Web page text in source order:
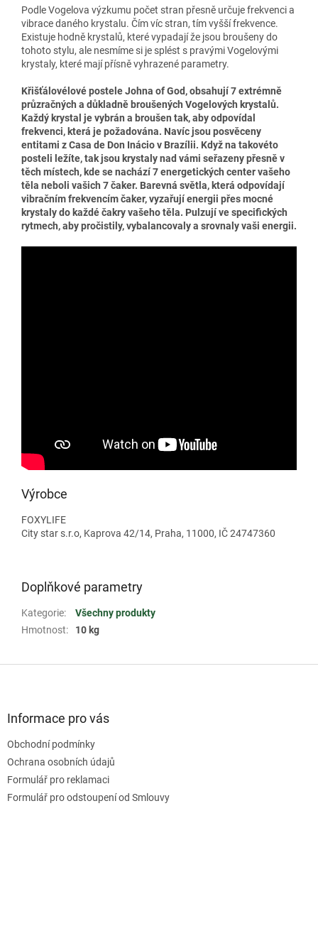
Podle Vogelova výzkumu počet stran přesně určuje frekvenci a
vibrace daného krystalu. Čím víc stran, tím vyšší frekvence.
Existuje hodně krystalů, které vypadají že jsou broušeny do
tohoto stylu, ale nesmíme si je splést s pravými Vogelovými
krystaly, které mají přísně vyhrazené parametry.
Křišťálovélové postele Johna of God, obsahují 7 extrémně
průzračných a důkladně broušených Vogelových krystalů.
Každý krystal je vybrán a broušen tak, aby odpovídal
frekvenci, která je požadována. Navíc jsou posvěceny
entitami z Casa de Don Inácio v Brazílii. Když na takovéto
posteli ležíte, tak jsou krystaly nad vámi seřazeny přesně v
těch místech, kde se nachází 7 energetických center vašeho
těla neboli vašich 7 čaker. Barevná světla, která odpovídají
vibračním frekvencím čaker, vyzařují energii přes mocné
krystaly do každé čakry vašeho těla. Pulzují ve specifických
rytmech, aby pročistily, vybalancovaly a srovnaly vaši energii.
Výrobce
FOXYLIFE
City star s.r.o, Kaprova 42/14, Praha, 11000, IČ 24747360
Doplňkové parametry
Kategorie:
Všechny produkty
Hmotnost: 10 kg
Informace pro vás
Obchodní podmínky
Ochrana osobních údajů
Formulář pro reklamaci
Formulář pro odstoupení od Smlouvy